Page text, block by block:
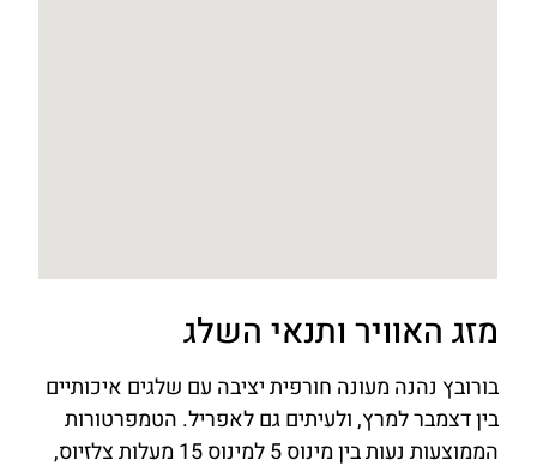
מזג האוויר ותנאי השלג
בורובץ נהנה מעונה חורפית יציבה עם שלגים איכותיים
בין דצמבר למרץ, ולעיתים גם לאפריל. הטמפרטורות
הממוצעות נעות בין מינוס 5 למינוס 15 מעלות צלזיוס,